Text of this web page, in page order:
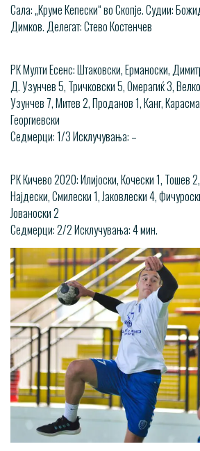
Сала: „Круме Кепески“ во Скопје. Судии:
Димков. Делегат: Стево Костенчев
РК Мулти Есенс: Штаковски, Ерманоски,
Д. Узунчев 5, Тричковски 5, Омерагиќ 3,
Узунчев 7, Митев 2, Проданов 1, Канг,
Георгиевски
Седмерци: 1/3 Исклучувања: –
РК Кичево 2020: Илијоски, Кочески 1, Тошев
Најдески, Смилески 1, Јаковлески 4,
Јованоски 2
Седмерци: 2/2 Исклучувања: 4 мин.